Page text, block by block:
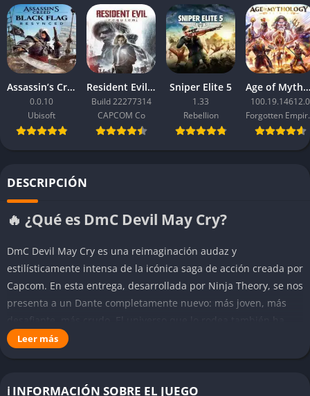
Assassin’s Creed Black Flag Resynced
0.0.10
Ubisoft
Resident Evil Requiem
Build 22277314
CAPCOM Co
Sniper Elite 5
1.33
Rebellion
Age of Mythology: Retold
100.19.14612.0
DESCRIPCIÓN
🔥 ¿Qué es DmC Devil May Cry?
DmC Devil May Cry es una reimaginación audaz y
estilísticamente intensa de la icónica saga de acción creada por
Capcom. En esta entrega, desarrollada por Ninja Theory, se nos
presenta a un Dante completamente nuevo: más joven, más
desafiante, más crudo. El universo que lo rodea también ha
sido reconstruido, con una ambientación distorsionada,
tecnología como armas invisibles.
Leer más
ℹ️ INFORMACIÓN SOBRE EL JUEGO